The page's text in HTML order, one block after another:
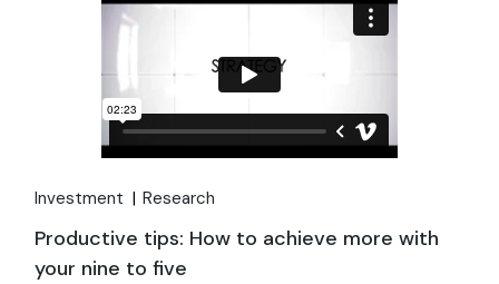
Investment Research
Productive tips: How to achieve more with
your nine to five